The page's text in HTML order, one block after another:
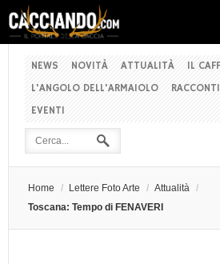
NEWS NOVITÀ ATTUALITÀ
IL
L'ANGOLO DELL'ARMAIOLO
EVENTI
Home / Lettere Foto Arte / Attualità /
Toscana: Tempo di FENAVERI